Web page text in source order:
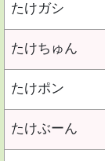
たけガシ
たけちゅん
たけポン
たけぶーん